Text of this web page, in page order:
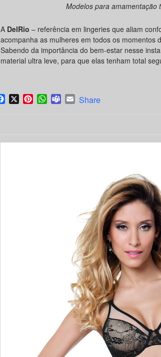
Modelos para amamentação
A DelRio – referência em lingeries que aliam
acompanha as mulheres em todos os momentos
Sabendo da importância do bem-estar nesse
material ultra leve, para que elas tenham total
Facebook
X PinterestWhatsApp
TeamsEmail
Share